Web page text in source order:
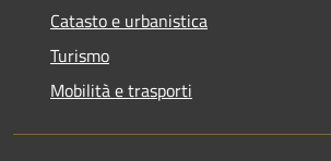
Catasto e urbanistica
Turismo
Mobilità e trasporti